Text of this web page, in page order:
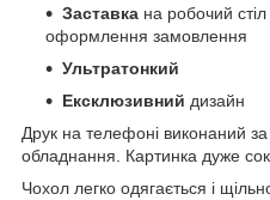
Заставка на робочий
оформлення замовлення
Ультратонкий
Ексклюзивний дизайн
Друк на телефоні виконаний
обладнання. Картинка дуже
Чохол легко одягається і